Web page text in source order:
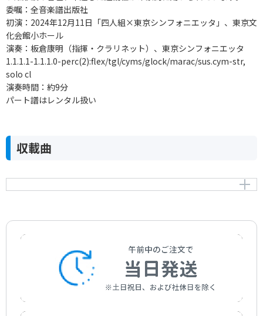
委嘱：全音楽譜出版社
初演：2024年12月11日「四人組×東京シンフォニエッタ」、東京文
化会館小ホール
演奏：板倉康明（指揮・クラリネット）、東京シンフォニエッタ
1.1.1.1-1.1.1.0-perc(2):flex/tgl/cyms/glock/marac/sus.cym-str,
solo cl
演奏時間：約9分
パート譜はレンタル扱い
収載曲
クラリネット協奏曲〈旋回の原理〉